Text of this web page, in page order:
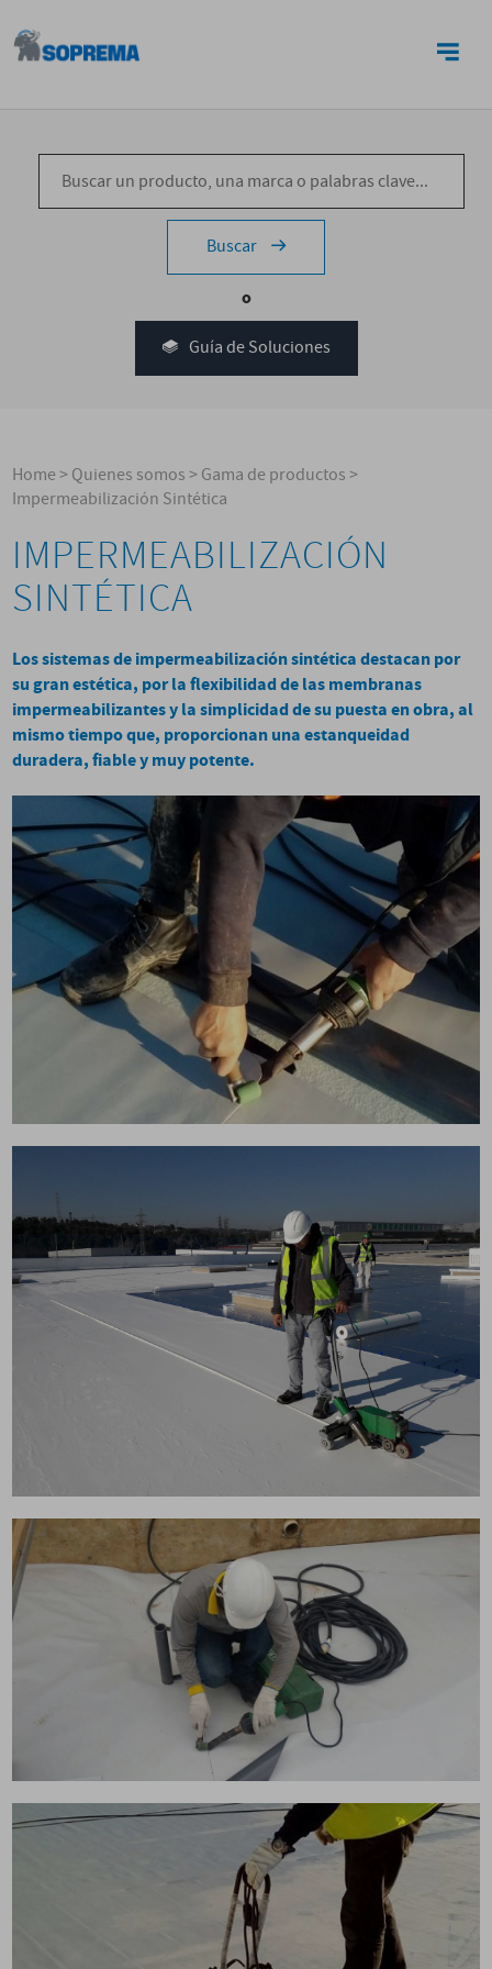
Buscar
o
Guía de Soluciones
Home>Quienes somos>Gama de productos>
Impermeabilización Sintética
IMPERMEABILIZACIÓN
SINTÉTICA
Los sistemas de impermeabilización sintética destacan por
su gran estética, por la flexibilidad de las membranas
impermeabilizantes y la simplicidad de su puesta en obra, al
mismo tiempo que, proporcionan una estanqueidad
duradera, fiable y muy potente.